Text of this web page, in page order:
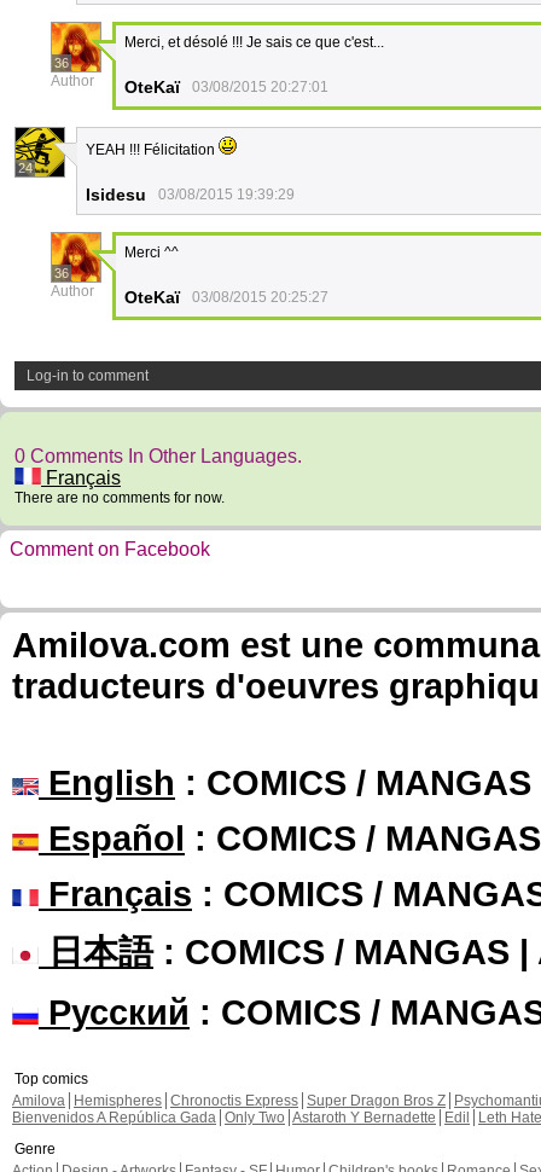
36
Author
Merci, et désolé !!! Je sais ce que c'est...
OteKaï 03/08/2015 20:27:01
24
YEAH !!! Félicitation
Isidesu 03/08/2015 19:39:29
36
Author
Merci ^^
OteKaï 03/08/2015 20:25:27
Log-in to comment
0 Comments In Other Languages.
Français
There are no comments for now.
Comment on Facebook
Amilova.com est une
traducteurs d'oeuvres
English : COMICS /
Español : COMICS /
Français : COMICS /
日本語: COMICS / MANGAS |
Русский : COMICS /
Top comics
Amilova
Hemispheres Chronoctis Express Super Dragon Bros Z
Bienvenidos A República Gada Only Two Astaroth Y Bernadette Edil
Leth Hate
Genre